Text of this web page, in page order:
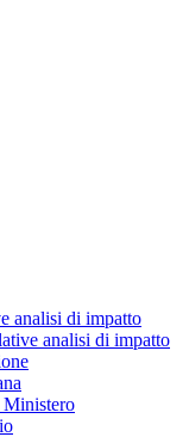
analisi di impatto
analisi di impatto
Ministero